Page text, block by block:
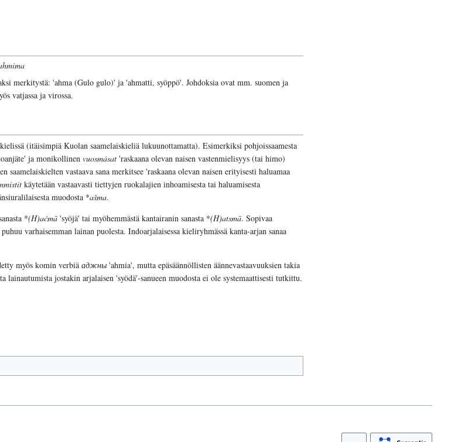
merkitystä: 'ahma (Gulo gulo)' ja 'ahmatti, syöppö'. Johdoksia ovat mm. suomen ja
vatjassa ja virossa.
(itäisimpiä Kuolan saamelaiskieliä lukuunottamatta). Esimerkiksi pohjoissaamesta
ja monikollinen vuosmásat 'raskaana olevan naisen vastenmielisyys (tai himo)
vastaava sana merkitsee 'raskaana olevan naisen erityisesti haluamaa
käytetään vastaavasti tiettyjen ruokalajien inhoamisesta tai haluamisesta
muodosta *ašma.
*(H)aćmā 'syöjä' tai myöhemmästä kantairanin sanasta *(H)atsmā. Sopivaa
varhaisemman lainan puolesta. Indoarjalaisessa kieliryhmässä kanta-arjan sanaa
myös komin verbiä аджны 'ahmia', mutta epäsäännöllisten äännevastaavuuksien takia
lainautumista jostakin arjalaisen 'syödä'-sanueen muodosta ei ole systemaattisesti tutkittu.